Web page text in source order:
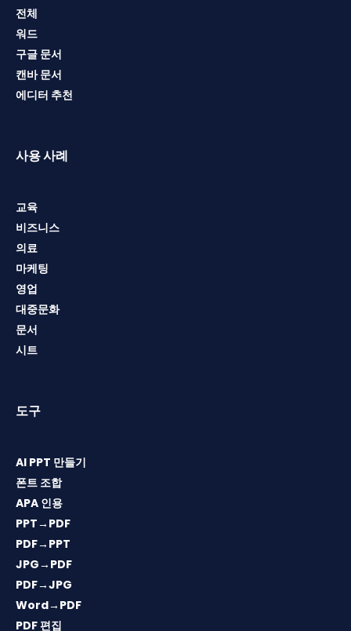
전체
워드
구글 문서
캔바 문서
에디터 추천
사용 사례
교육
비즈니스
의료
마케팅
영업
대중문화
문서
시트
도구
AI PPT 만들기
폰트 조합
APA 인용
PPT→PDF
PDF→PPT
JPG→PDF
PDF→JPG
Word→PDF
PDF 편집